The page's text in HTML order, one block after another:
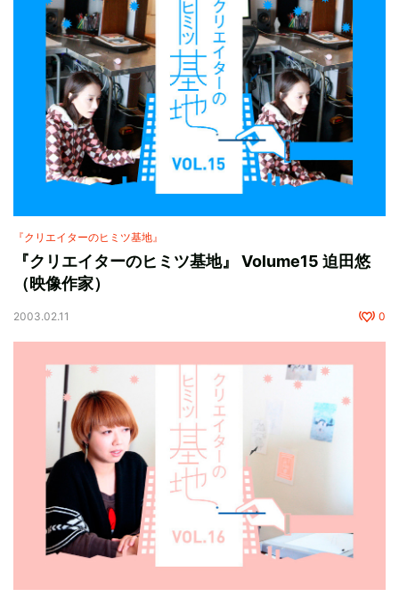
『クリエイターのヒミツ基地』
『クリエイターのヒミツ基地』 Volume15 迫田悠
（映像作家）
2003.02.11 0